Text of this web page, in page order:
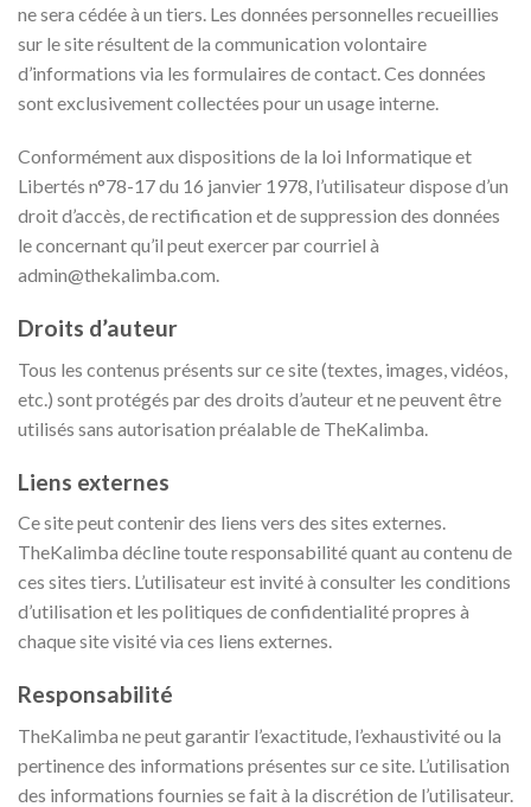
ne sera cédée à un tiers. Les données personnelles recueillies
sur le site résultent de la communication volontaire
d’informations via les formulaires de contact. Ces données
sont exclusivement collectées pour un usage interne.
Conformément aux dispositions de la loi Informatique et
Libertés n°78-17 du 16 janvier 1978, l’utilisateur dispose d’un
droit d’accès, de rectification et de suppression des données
le concernant qu’il peut exercer par courriel à
admin@thekalimba.com.
Droits d’auteur
Tous les contenus présents sur ce site (textes, images, vidéos,
etc.) sont protégés par des droits d’auteur et ne peuvent être
utilisés sans autorisation préalable de TheKalimba.
Liens externes
Ce site peut contenir des liens vers des sites externes.
TheKalimba décline toute responsabilité quant au contenu de
ces sites tiers. L’utilisateur est invité à consulter les conditions
d’utilisation et les politiques de confidentialité propres à
chaque site visité via ces liens externes.
Responsabilité
TheKalimba ne peut garantir l’exactitude, l’exhaustivité ou la
pertinence des informations présentes sur ce site. L’utilisation
des informations fournies se fait à la discrétion de l’utilisateur.